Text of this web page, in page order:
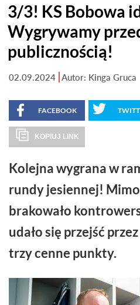
3/3! KS Bobowa
Wygrywamy
publicznością!
02.09.2024 Autor: Kinga Gruca
FACEBOOK
KOPIUJ LINK
Kolejna wygrana w
rundy jesiennej!
brakowało
udało się przejść
trzy cenne punkty.